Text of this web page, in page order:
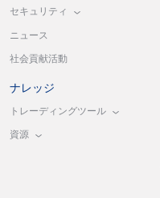
セキュリティ
ニュース
社会貢献活動
ナレッジ
トレーディングツール
資源